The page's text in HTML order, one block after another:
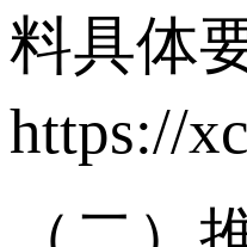
料具体
https://